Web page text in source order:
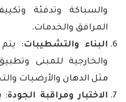
والسباكة وتدفئة
المرافق والخدمات.
البناء والتشطيبات: يتم
والخارجية للمبنى
مثل الدهان والأرضيات
الاختبار ومراقبة الجودة: